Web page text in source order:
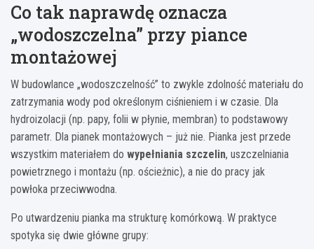
Co tak naprawdę oznacza
„wodoszczelna” przy piance
montażowej
W budowlance „wodoszczelność” to zwykle zdolność materiału do
zatrzymania wody pod określonym ciśnieniem i w czasie. Dla
hydroizolacji (np. papy, folii w płynie, membran) to podstawowy
parametr. Dla pianek montażowych – już nie. Pianka jest przede
wszystkim materiałem do wypełniania szczelin, uszczelniania
powietrznego i montażu (np. ościeżnic), a nie do pracy jak
powłoka przeciwwodna.
Po utwardzeniu pianka ma strukturę komórkową. W praktyce
spotyka się dwie główne grupy: